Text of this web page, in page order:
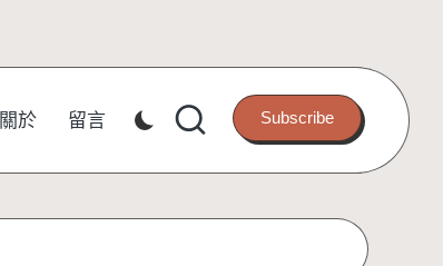
關於 留言 Subscribe